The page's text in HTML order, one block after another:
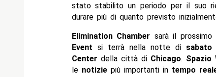
stato stabilito un periodo per il suo
durare più di quanto previsto
Elimination Chamber sarà il prossimo
Event si terrà nella notte di sabato
Center della città di Chicago. Spazio
le notiziepiù importanti in tempo